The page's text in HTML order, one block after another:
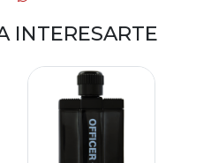
INTERESARTE